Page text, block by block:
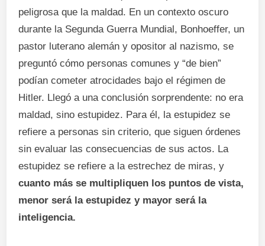
peligrosa que la maldad. En un contexto oscuro
durante la Segunda Guerra Mundial, Bonhoeffer, un
pastor luterano alemán y opositor al nazismo, se
preguntó cómo personas comunes y “de bien”
podían cometer atrocidades bajo el régimen de
Hitler. Llegó a una conclusión sorprendente: no era
maldad, sino estupidez. Para él, la estupidez se
refiere a personas sin criterio, que siguen órdenes
sin evaluar las consecuencias de sus actos. La
estupidez se refiere a la estrechez de miras, y
cuanto más se multipliquen los puntos de vista,
menor será la estupidez y mayor será la
inteligencia.